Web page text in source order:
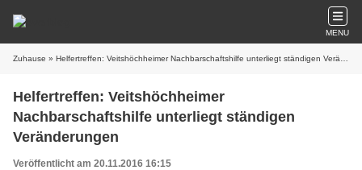
MENU
Zuhause » Helfertreffen: Veitshöchheimer Nachbarschaftshilfe unterliegt ständigen Veränderungen
Helfertreffen: Veitshöchheimer
Nachbarschaftshilfe unterliegt ständigen
Veränderungen
Veröffentlicht am 20.11.2016 16:15